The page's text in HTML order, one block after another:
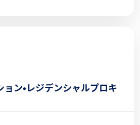
ン・レジデンシャルプロキ